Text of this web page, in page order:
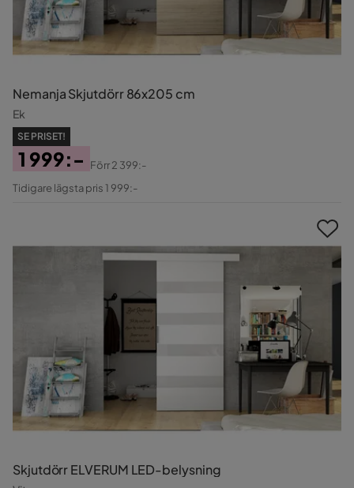
Nemanja Skjutdörr 86x205 cm
Ek
SE PRISET!
Pris
1 999:-
Original
Förr2 399:-
Tidigare lägsta pris 1 999:-
Skjutdörr ELVERUM LED-belysning